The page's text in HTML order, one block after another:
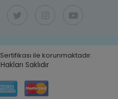
ile korunmaktadır.
Saklıdır